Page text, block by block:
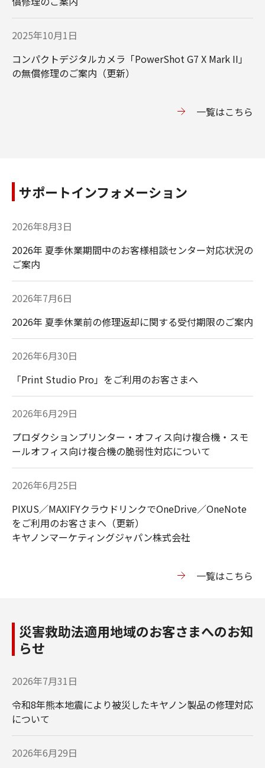
2025年10月1日
コンパクトデジタルカメラ「PowerShot G7 X Mark II」
の無償修理のご案内（更新）
⼀覧はこちら
サポートインフォメーション
2026年8月3日
2026年 夏季休業期間中のお客様相談センター対応状況の
ご案内
2026年7月6日
2026年 夏季休業前の修理返却に関する受付期限のご案内
2026年6月30日
「Print Studio Pro」をご利用のお客さまへ
2026年6月29日
プロダクションプリンター・オフィス向け複合機・スモ
ールオフィス向け複合機の脆弱性対応について
2026年6月25日
PIXUS／MAXIFYクラウドリンクでOneDrive／OneNote
をご利用のお客さまへ（更新）
キヤノンマーケティングジャパン株式会社
⼀覧はこちら
災害救助法適用地域のお客さまへのお知
らせ
2026年7月31日
令和8年熊本地震により被災したキヤノン製品の修理対応
について
2026年6月29日